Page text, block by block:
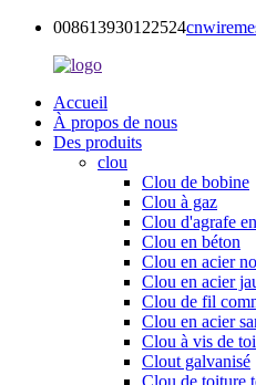
008613930122524
Accueil
À propos de nous
Des produits
clou
Clou de bobine
Clou à gaz
Clou d'agrafe
Clou en béton
Clou en acier
Clou en acier
Clou de fil
Clou en acier
Clou à vis de
Clout galvanisé
Clou de toiture